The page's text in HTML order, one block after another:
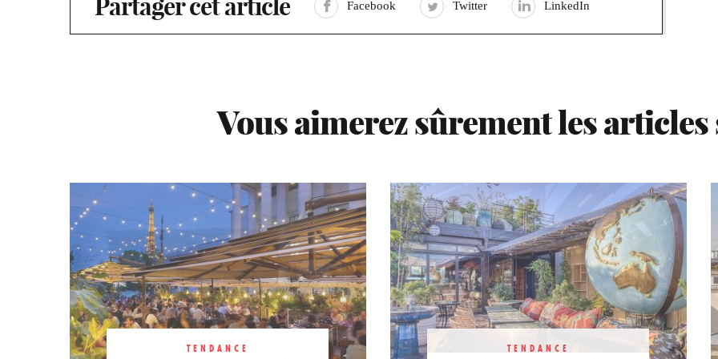
Partager cet article Facebook Twitter LinkedIn
Vous aimerez sûrement les
TENDANCE
TENDANCE TENDANCE
TENDANCE